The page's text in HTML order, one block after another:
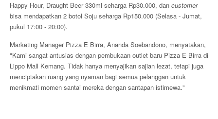
Happy Hour, Draught Beer 330ml seharga Rp30.000, dan customer
bisa mendapatkan 2 botol Soju seharga Rp150.000 (Selasa - Jumat,
pukul 17:00 - 20:00).
Marketing Manager Pizza E Birra, Ananda Soebandono, menyatakan,
"Kami sangat antusias dengan pembukaan outlet baru Pizza E Birra di
Lippo Mall Kemang. Tidak hanya menyajikan sajian lezat, tetapi juga
menciptakan ruang yang nyaman bagi semua pelanggan untuk
menikmati momen santai mereka dengan santapan istimewa."